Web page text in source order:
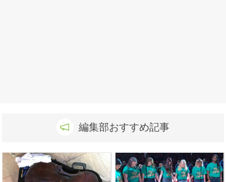
編集部おすすめ記事